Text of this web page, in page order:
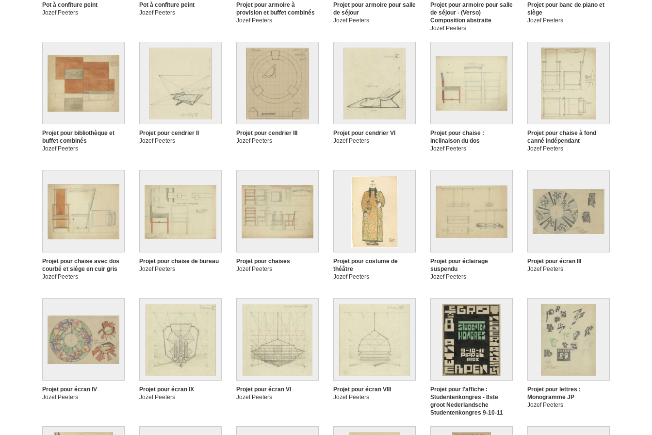
Pot à confiture peint
Jozef Peeters
Pot à confiture peint
Jozef Peeters
Projet pour armoire à
provision et buffet combinés
Jozef Peeters
Projet pour armoire pour salle
de séjour
Jozef Peeters
Projet pour armoire pour salle
de séjour - (Verso)
Composition abstraite
Jozef Peeters
Projet pour banc de piano et
siège
Jozef Peeters
Projet pour bibliothèque et
buffet combinés
Jozef Peeters
Projet pour cendrier II
Jozef Peeters
Projet pour cendrier III
Jozef Peeters
Projet pour cendrier VI
Jozef Peeters
Projet pour chaise :
inclinaison du dos
Jozef Peeters
Projet pour chaise à fond
canné indépendant
Jozef Peeters
Projet pour chaise avec dos
courbé et siège en cuir gris
Jozef Peeters
Projet pour chaise de bureau
Jozef Peeters
Projet pour chaises
Jozef Peeters
Projet pour costume de
théâtre
Jozef Peeters
Projet pour éclairage
suspendu
Jozef Peeters
Projet pour écran III
Jozef Peeters
Projet pour écran IV
Jozef Peeters
Projet pour écran IX
Jozef Peeters
Projet pour écran VI
Jozef Peeters
Projet pour écran VIII
Jozef Peeters
Projet pour l'affiche :
Studentenkongres - 8ste
groot Nederlandsche
Studentenkongres 9-10-11
Jozef Peeters
Projet pour lettres :
Monogramme JP
Jozef Peeters